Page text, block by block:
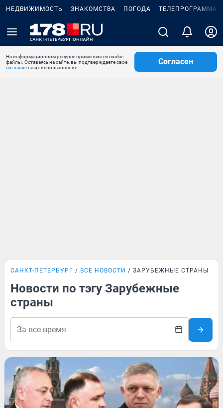
НЕДВИЖИМОСТЬ ЗНАКОМСТВА ПОГОДА ТЕЛЕПРОГРАММА
На информационном ресурсе применяются cookie-
файлы. Оставаясь на сайте, вы подтверждаете свое
согласиена их использование.
Согласен
САНКТ-ПЕТЕРБУРГ ВСЕ НОВОСТИ ЗАРУБЕЖНЫЕ СТРАНЫ
Новости по тэгу Зарубежные
страны